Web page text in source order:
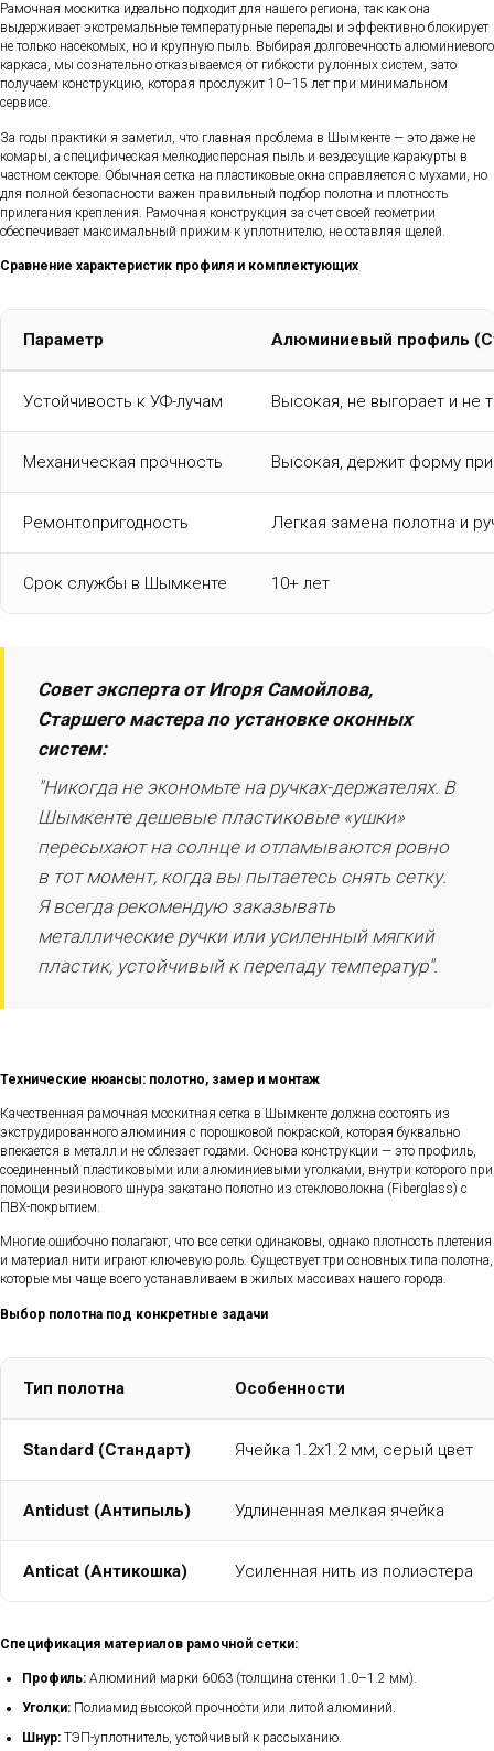
Рамочная москитка идеально подходит для нашего региона, так как она
выдерживает экстремальные температурные перепады и эффективно блокирует
не только насекомых, но и крупную пыль. Выбирая долговечность алюминиевого
каркаса, мы сознательно отказываемся от гибкости рулонных систем, зато
получаем конструкцию, которая прослужит 10–15 лет при минимальном
сервисе.
За годы практики я заметил, что главная проблема в Шымкенте — это даже не
комары, а специфическая мелкодисперсная пыль и вездесущие каракурты в
частном секторе. Обычная сетка на пластиковые окна справляется с мухами, но
для полной безопасности важен правильный подбор полотна и плотность
прилегания крепления. Рамочная конструкция за счет своей геометрии
обеспечивает максимальный прижим к уплотнителю, не оставляя щелей.
Сравнение характеристик профиля и комплектующих
Параметр Алюминиевый профиль
Устойчивость к УФ-лучам Высокая, не выгорает и не
Механическая прочность Высокая, держит форму
Ремонтопригодность Легкая замена полотна и
Срок службы в Шымкенте 10+ лет
Совет эксперта от Игоря Самойлова,
Старшего мастера по установке оконных
систем:
"Никогда не экономьте на ручках-держателях. В
Шымкенте дешевые пластиковые «ушки»
пересыхают на солнце и отламываются ровно
в тот момент, когда вы пытаетесь снять сетку.
Я всегда рекомендую заказывать
металлические ручки или усиленный мягкий
пластик, устойчивый к перепаду температур".
Технические нюансы: полотно, замер и монтаж
Качественная рамочная москитная сетка в Шымкенте должна состоять из
экструдированного алюминия с порошковой покраской, которая буквально
впекается в металл и не облезает годами. Основа конструкции — это профиль,
соединенный пластиковыми или алюминиевыми уголками, внутри которого при
помощи резинового шнура закатано полотно из стекловолокна (Fiberglass) с
ПВХ-покрытием.
Многие ошибочно полагают, что все сетки одинаковы, однако плотность плетения
и материал нити играют ключевую роль. Существует три основных типа полотна,
которые мы чаще всего устанавливаем в жилых массивах нашего города.
Выбор полотна под конкретные задачи
Тип полотна Особенности
Standard (Стандарт) Ячейка 1.2х1.2 мм, серый цвет
Antidust (Антипыль) Удлиненная мелкая ячейка
Anticat (Антикошка) Усиленная нить из полиэстера
Спецификация материалов рамочной сетки:
Профиль: Алюминий марки 6063 (толщина стенки 1.0–1.2 мм).
Уголки: Полиамид высокой прочности или литой алюминий.
Шнур: ТЭП-уплотнитель, устойчивый к рассыханию.